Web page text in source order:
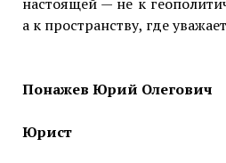
а к пространству, где
Понажев Юрий Олегович
Юрист